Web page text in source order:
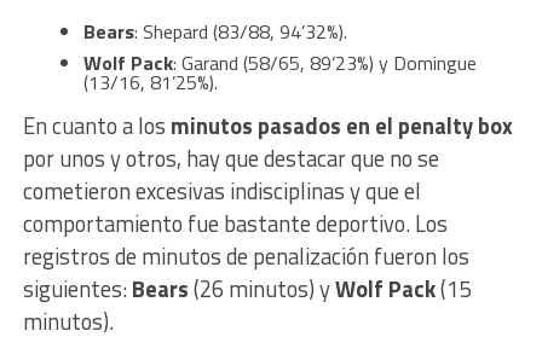
Bears: Shepard (83/88, 94’32%).
Wolf Pack: Garand (58/65, 89’23%) y Domingue
(13/16, 81’25%).
En cuanto a los minutos pasados en el penalty box
por unos y otros, hay que destacar que no se
cometieron excesivas indisciplinas y que el
comportamiento fue bastante deportivo. Los
registros de minutos de penalización fueron los
siguientes:Bears(26 minutos) yWolf Pack(15
minutos).